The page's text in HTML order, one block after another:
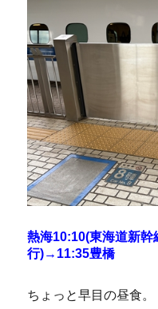
熱海10:10(東海道新
行)→11:35豊橋
ちょっと早目の昼食。